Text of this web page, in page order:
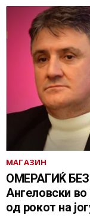
МАГАЗИН
ОМЕРАГИЌ
Ангеловски
од рокот на